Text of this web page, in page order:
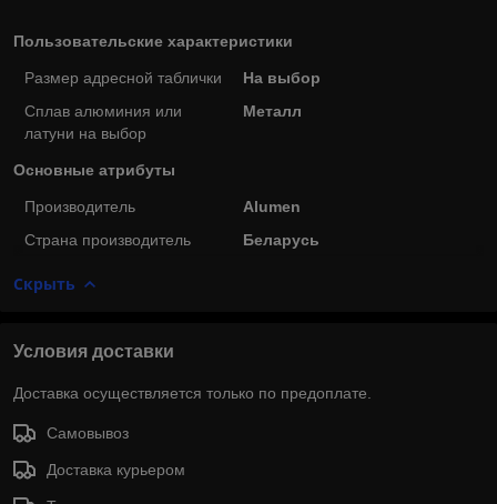
Пользовательские характеристики
Размер адресной таблички
На выбор
Сплав алюминия или
латуни на выбор
Металл
Основные атрибуты
Производитель
Alumen
Страна производитель
Беларусь
Скрыть
Условия доставки
Доставка осуществляется только по предоплате.
Самовывоз
Доставка курьером